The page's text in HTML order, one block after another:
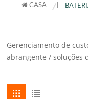
CASA
Gerenciamento de
abrangente / soluções